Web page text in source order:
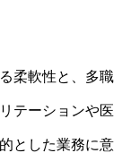
柔軟性と、多職
テーションや医
とした業務に意